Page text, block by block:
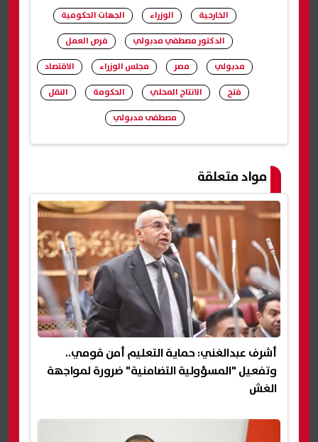
الخارجية
الوزراء
الجهات الحكومية
الدكتور مصطفي مدبولي
فرص العمل
مدبولي
مصر مجلس الوزراء
الاقتصاد
فتح
الانتاج المحلي الحكومة
النقل
مصطفى مدبولي
مواد متعلقة
أشرف عبدالغني: حماية التعليم أمن قومي..
وتفعيل "المسؤولية التضامنية" ضرورة لمواجهة
الغش